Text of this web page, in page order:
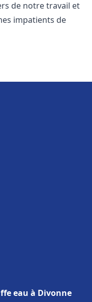
de notre travail et
impatients de
eau à Divonne